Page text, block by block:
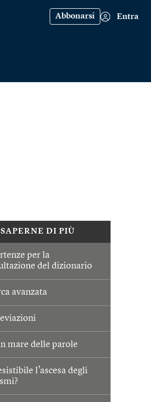
Abbonarsi Entra
DI PIÙ
per la
del dizionario
avanzata
mare delle parole
l’ascesa degli